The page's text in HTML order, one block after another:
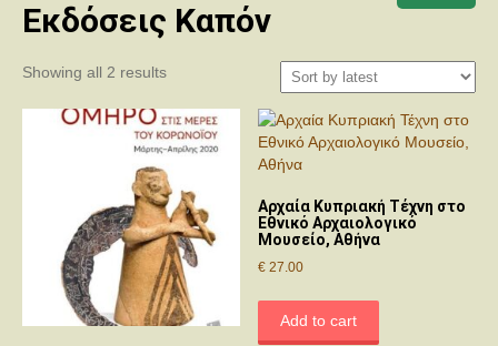
Εκδόσεις Καπόν
Showing all 2 resultsSorted
latest
Αρχαία Κυπριακή Τέχνη στο
Εθνικό Αρχαιολογικό
Μουσείο, Αθήνα
€ 27.00
Add to cart